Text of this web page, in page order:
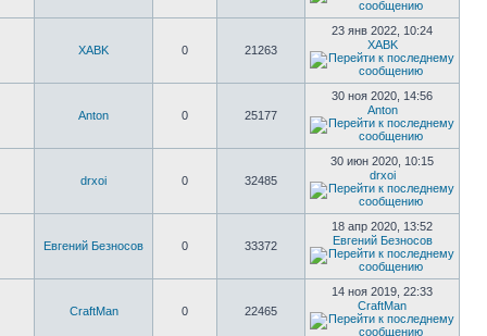
XABK 0 21263
23 янв 2022, 10:24
XABK
Anton 0 25177
30 ноя 2020, 14:56
Anton
drxoi 0 32485
30 июн 2020, 10:15
drxoi
Евгений Безносов 0 33372
18 апр 2020, 13:52
Евгений Безносов
CraftMan 0 22465
14 ноя 2019, 22:33
CraftMan